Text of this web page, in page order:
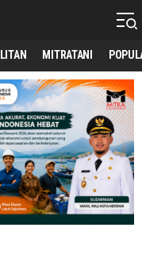
MITRATANI